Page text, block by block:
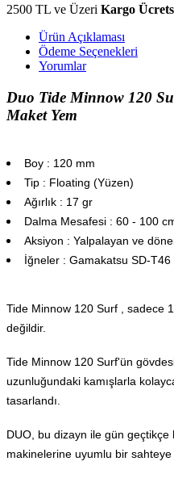
2500 TL ve Üzeri Kargo
Ürün Açıklaması
Ödeme Seçenekleri
Yorumlar
Duo Tide Minnow 120
Maket Yem
Boy : 120 mm
Tip : Floating (Yüzen)
Ağırlık : 17 gr
Dalma Mesafesi : 60 - 100
Aksiyon : Yalpalayan ve
İğneler : Gamakatsu SD-T46
Tide Minnow 120 Surf , sadece
değildir.
Tide Minnow 120 Surf'ün
uzunluğundaki kamışlarla
tasarlandı.
DUO, bu dizayn ile gün geçtikçe
makinelerine uyumlu bir sahteye